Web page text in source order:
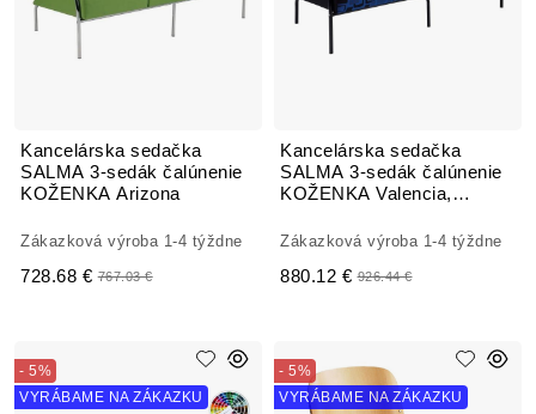
Kancelárska sedačka
SALMA 3-sedák čalúnenie
KOŽENKA Arizona
Zákazková výroba 1-4 týždne
728.68 € 767.03 €
Kancelárska sedačka
SALMA 3-sedák čalúnenie
KOŽENKA Valencia,
Zákazková výroba 1-4 týždne
880.12 € 926.44 €
- 5%
VYRÁBAME NA ZÁKAZKU
- 5%
VYRÁBAME NA ZÁKAZKU